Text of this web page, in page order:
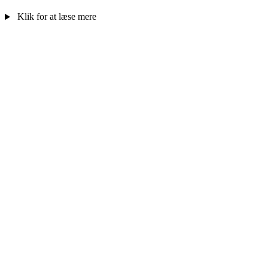
Klik for at læse mere